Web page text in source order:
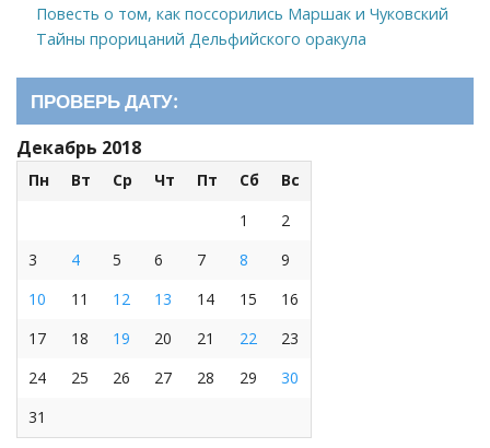
Повесть о том, как поссорились Маршак и Чуковский
Тайны прорицаний Дельфийского оракула
ПРОВЕРЬ ДАТУ:
Декабрь 2018
Пн Вт Ср Чт Пт Сб
Вс
1
2
3
4 5 6 7 8
9
10
11 12 13 14 15
16
17
18 19 20 21 22
23
24
25 26 27 28 29
30
31